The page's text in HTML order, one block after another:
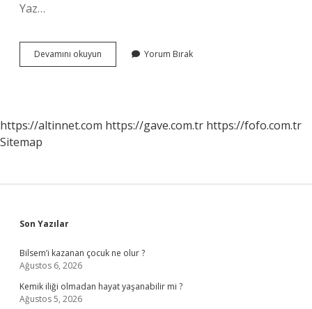
Yaz…
Devamını okuyun Frambuaz
Ne
Yorum Bırak
https://altinnet.com https://gave.com.tr https://fofo.com.tr
Sitemap
Sidebar
Son Yazılar
Bilsem’i kazanan çocuk ne olur ?
Ağustos 6, 2026
Kemik iliği olmadan hayat yaşanabilir mi ?
Ağustos 5, 2026